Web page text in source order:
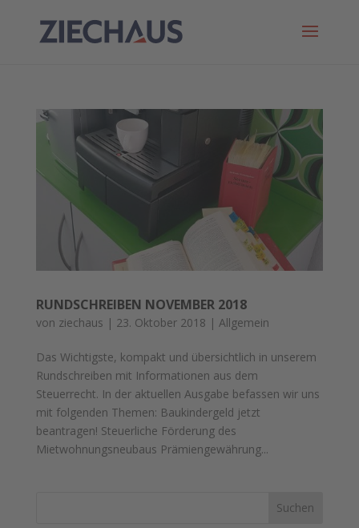
RUNDSCHREIBEN NOVEMBER 2018
von ziechaus | 23. Oktober 2018 | Allgemein
Das Wichtigste, kompakt und übersichtlich in unserem
Rundschreiben mit Informationen aus dem
Steuerrecht. In der aktuellen Ausgabe befassen wir uns
mit folgenden Themen: Baukindergeld jetzt
beantragen! Steuerliche Förderung des
Mietwohnungsneubaus Prämiengewährung...